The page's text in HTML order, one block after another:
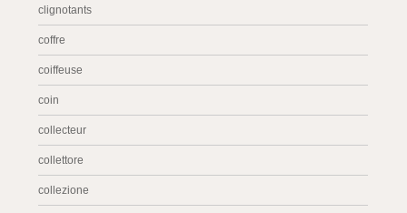
clignotants
coffre
coiffeuse
coin
collecteur
collettore
collezione